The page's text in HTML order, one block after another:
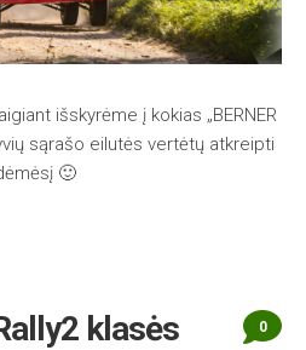
išskyrėme į kokias „BERNER
sąrašo eilutės vertėtų atkreipti
🙂
klasės
0